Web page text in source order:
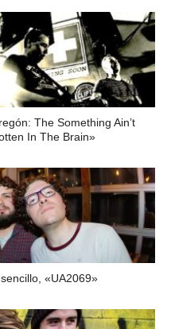
The Something Ain’t
In The Brain»
«UA2069»